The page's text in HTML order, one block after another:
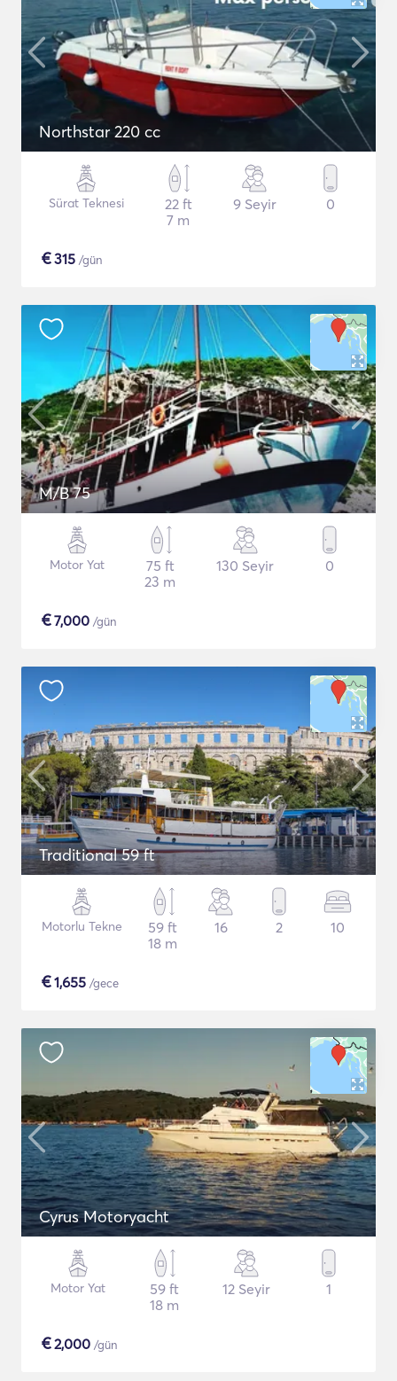
Northstar 220 cc
Sürat Teknesi
22 ft
7 m
9 Seyir 0
€315 /gün
M/B 75
Motor Yat
75 ft
23 m
130 Seyir 0
€7,000 /gün
Traditional 59 ft
Motorlu Tekne
59 ft
18 m
16 2 10
€1,655 /gece
Cyrus Motoryacht
Motor Yat
59 ft
18 m
12 Seyir 1
€2,000 /gün